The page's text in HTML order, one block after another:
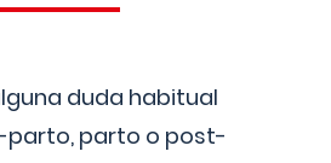
duda habitual
parto, parto o post-